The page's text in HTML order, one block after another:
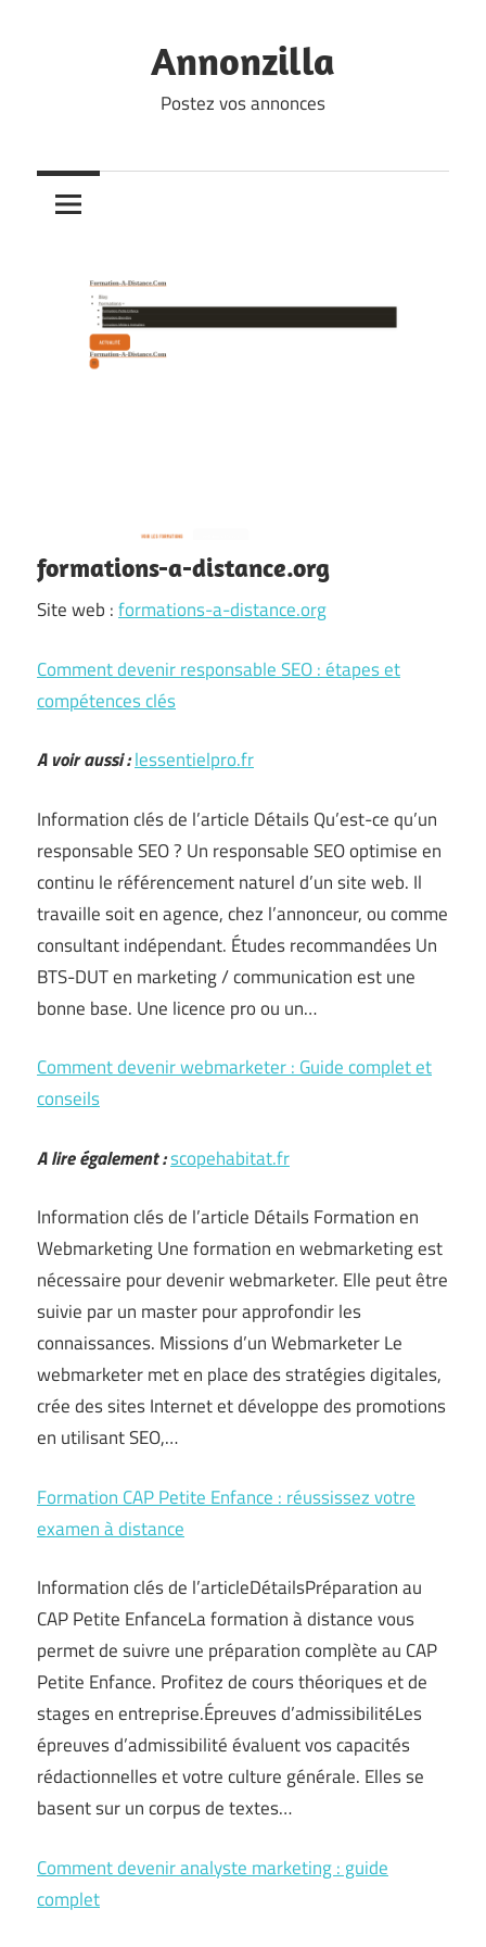
Annonzilla
Postez vos annonces
formations-a-distance.org
Site web :formations-a-distance.org
Comment devenir responsable SEO : étapes et
compétences clés
A voir aussi :lessentielpro.fr
Information clés de l’article Détails Qu’est-ce qu’un
responsable SEO ? Un responsable SEO optimise en
continu le référencement naturel d’un site web. Il
travaille soit en agence, chez l’annonceur, ou comme
consultant indépendant. Études recommandées Un
BTS-DUT en marketing / communication est une
bonne base. Une licence pro ou un…
Comment devenir webmarketer : Guide complet et
conseils
A lire également :scopehabitat.fr
Information clés de l’article Détails Formation en
Webmarketing Une formation en webmarketing est
nécessaire pour devenir webmarketer. Elle peut être
suivie par un master pour approfondir les
connaissances. Missions d’un Webmarketer Le
webmarketer met en place des stratégies digitales,
crée des sites Internet et développe des promotions
en utilisant SEO,…
Formation CAP Petite Enfance : réussissez votre
examen à distance
Information clés de l’articleDétailsPréparation au
CAP Petite EnfanceLa formation à distance vous
permet de suivre une préparation complète au CAP
Petite Enfance. Profitez de cours théoriques et de
stages en entreprise.Épreuves d’admissibilitéLes
épreuves d’admissibilité évaluent vos capacités
rédactionnelles et votre culture générale. Elles se
basent sur un corpus de textes…
Comment devenir analyste marketing : guide
complet